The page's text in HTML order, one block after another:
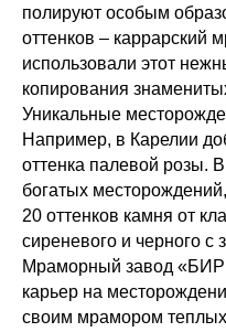
полируют особым
оттенков – каррарский
использовали этот
копирования
Уникальные
Например, в Карелии
оттенка палевой розы.
богатых
20 оттенков камня от
сиреневого и черного
Мраморный завод
карьер на
своим мрамором